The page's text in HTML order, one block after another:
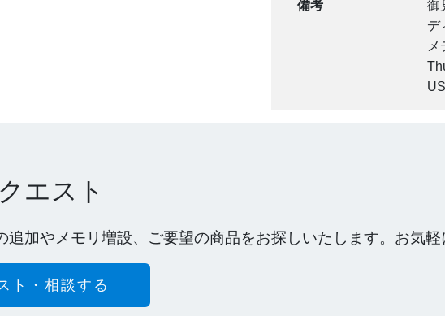
備考
御
デ
エスト
追加やメモリ増設、ご要望の商品をお探しいたします。お気軽
ト・相談する